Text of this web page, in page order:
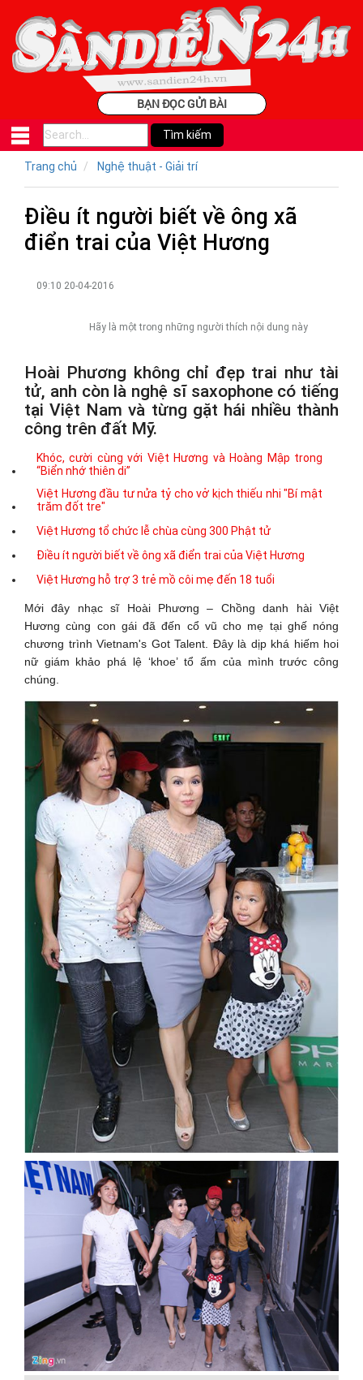
BẠN ĐỌC GỬI BÀI
Trang chủ Nghệ thuật - Giải trí
Điều ít người biết về ông xã
điển trai của Việt Hương
09:10 20-04-2016
Hãy là một trong những người thích nội dung này
Hoài Phương không chỉ đẹp trai như tài
tử, anh còn là nghệ sĩ saxophone có tiếng
tại Việt Nam và từng gặt hái nhiều thành
công trên đất Mỹ.
Khóc, cười cùng với Việt Hương và Hoàng Mập trong
“Biển nhớ thiên di”
Việt Hương đầu tư nửa tỷ cho vở kịch thiếu nhi "Bí mật
trăm đốt tre"
Việt Hương tổ chức lễ chùa cùng 300 Phật tử
Điều ít người biết về ông xã điển trai của Việt Hương
Việt Hương hỗ trợ 3 trẻ mồ côi mẹ đến 18 tuổi
Mới đây nhạc sĩ Hoài Phương – Chồng danh hài Việt
Hương cùng con gái đã đến cổ vũ cho mẹ tại ghế nóng
chương trình Vietnam's Got Talent. Đây là dịp khá hiếm hoi
nữ giám khảo phá lệ ‘khoe’ tổ ấm của mình trước công
chúng.